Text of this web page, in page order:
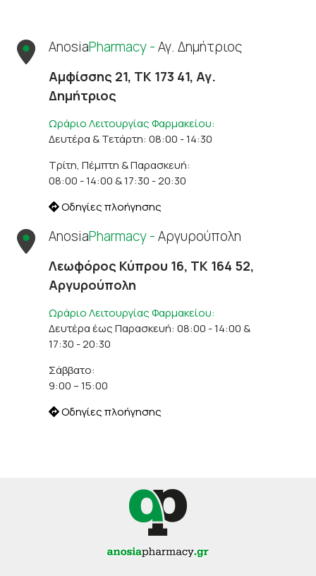
AnosiaPharmacy -Αγ. Δημήτριος
Αμφίσσης 21, ΤΚ 173 41, Αγ.
Δημήτριος
Ωράριο Λειτουργίας Φαρμακείου:
Δευτέρα & Τετάρτη: 08:00 - 14:30
Τρίτη, Πέμπτη & Παρασκευή:
08:00 - 14:00 & 17:30 - 20:30
Οδηγίες πλοήγησης
AnosiaPharmacy -Αργυρούπολη
Λεωφόρος Κύπρου 16, ΤΚ 164 52,
Αργυρούπολη
Ωράριο Λειτουργίας Φαρμακείου:
Δευτέρα έως Παρασκευή: 08:00 - 14:00 &
17:30 - 20:30
Σάββατο:
9:00 – 15:00
Οδηγίες πλοήγησης